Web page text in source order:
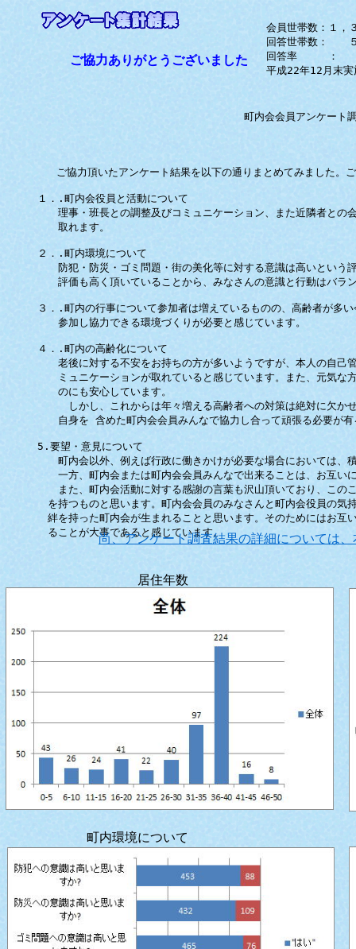
町内会会員アンケート調査結果
ご協力頂いたアンケート結果を以下の通りまとめてみました。
１．.町内会役員と活動について
理事・班長との調整及びコミュニケーション、また近隣者との
取れます。
２．.町内環境について
防犯・防災・ゴミ問題・街の美化等に対する意識は高いという
評価も高く頂いていることから、みなさんの意識と行動はバラ
３．.町内の行事について参加者は増えているものの、高齢者が多
参加し協力できる環境づくりが必要と感じています。
４．.町内の高齢化について
老後に対する不安をお持ちの方が多いようですが、本人の自己
ミュニケーションが取れていると感じています。また、元気な
のにも安心しています。
しかし、これからは年々増える高齢者への対策は絶対に欠かせ
自身を 含めた町内会会員みんなで協力し合って頑張る必要が有
5.要望・意見について
町内会以外、例えば行政に働きかけが必要な場合においては、
一方、町内会または町内会会員みんなで出来ることは、お互い
また、町内会活動に対する感謝の言葉も沢山頂いており、この
を持つものと思います。町内会会員のみなさんと町内会役員の気
絆を持った町内会が生まれることと思います。そのためにはお互
ることが大事であると感じています。
尚、アンケート調査結果の詳細については
町内環境について
居住年数
ご協力ありがとうございました
会員世帯数：１，
回答世帯数：
回答率 ：
平成22年12月末実